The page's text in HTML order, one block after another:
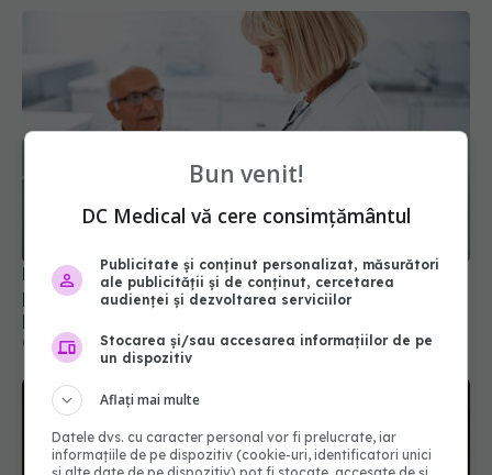
Din această toamnă, CNAS schimbă regulile
pentru consultațiile medicale. Ce se modifică
pentru pacienți
01 aug 2026, 15:19
Bun venit!
DC Medical vă cere consimțământul
Publicitate și conținut personalizat, măsurători
ale publicității și de conținut, cercetarea
audienței și dezvoltarea serviciilor
Stocarea și/sau accesarea informațiilor de pe
un dispozitiv
Aflați mai multe
Datele dvs. cu caracter personal vor fi prelucrate, iar
informațiile de pe dispozitiv (cookie-uri, identificatori unici